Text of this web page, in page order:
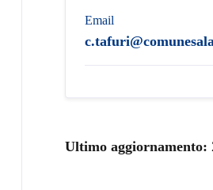
Email
Ultimo aggiornamento: